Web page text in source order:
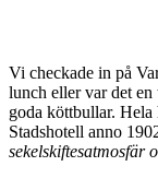
Vi checkade in på
lunch eller var det
goda köttbullar.
Stadshotell anno
sekelskiftesatmosfär